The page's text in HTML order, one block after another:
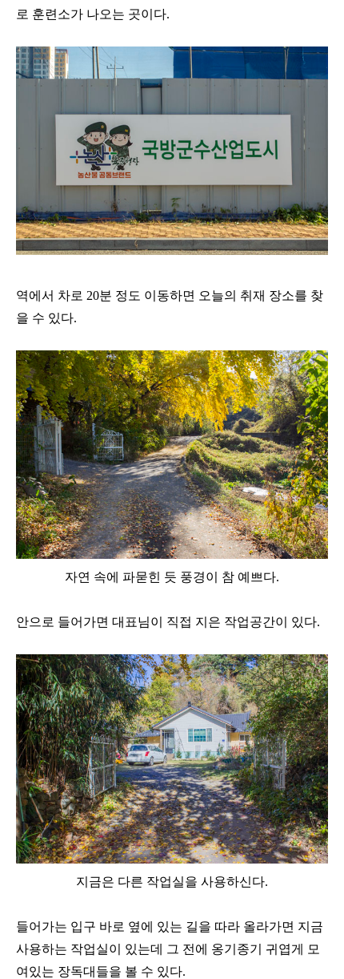
로 훈련소가 나오는 곳이다.
역에서 차로 20분 정도 이동하면 오늘의 취재 장소를 찾
을 수 있다.
자연 속에 파묻힌 듯 풍경이 참 예쁘다.
안으로 들어가면 대표님이 직접 지은 작업공간이 있다.
지금은 다른 작업실을 사용하신다.
들어가는 입구 바로 옆에 있는 길을 따라 올라가면 지금
사용하는 작업실이 있는데 그 전에 옹기종기 귀엽게 모
여있는 장독대들을 볼 수 있다.